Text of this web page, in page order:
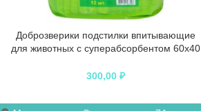
Доброзверики подстилки впитывающие
для животных с суперабсорбентом 60х40
300,00 ₽